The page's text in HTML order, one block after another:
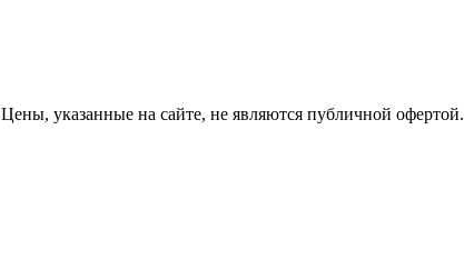
Цены, указанные на сайте, не являются публичной офертой.